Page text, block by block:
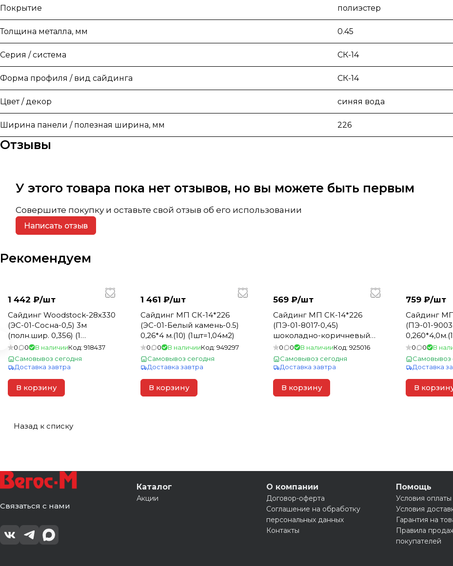
Покрытие полиэстер
Толщина металла, мм 0.45
Серия / система СК-14
Форма профиля / вид сайдинга СК-14
Цвет / декор синяя вода
Ширина панели / полезная ширина, мм 226
Отзывы
У этого товара пока нет отзывов, но вы можете быть первым
Совершите покупку и оставьте свой отзыв об его использовании
Написать отзыв
Рекомендуем
1 442 ₽/шт
Сайдинг Woodstock-28х330
(ЭС-01-Сосна-0,5) 3м
(полн.шир. 0,356) (1
шт=1,068м2)
0 0 В наличииКод: 918437
Самовывоз сегодня
Доставка завтра
В корзину
1 461 ₽/шт
Сайдинг МП СК-14*226
(ЭС-01-Белый камень-0.5)
0,26*4 м.(10) (1шт=1,04м2)
0 0 В наличииКод: 949297
Самовывоз сегодня
Доставка завтра
В корзину
569 ₽/шт
Сайдинг МП СК-14*226
(ПЭ-01-8017-0,45)
шоколадно-коричневый
0,260*3,0м.(1шт=0,78м2)
0 0 В наличииКод: 925016
Самовывоз сегодня
Доставка завтра
В корзину
759 ₽/шт
Сайдинг
(ПЭ-01-
0 0 В
Самовывоз
Доставка
В
Назад к списку
Связаться с нами
Каталог
Акции
О компании
Договор-оферта
Соглашение на обработку
персональных данных
Контакты
Помощь
Условия оплаты
Условия
Гарантия на
Правила
покупателей